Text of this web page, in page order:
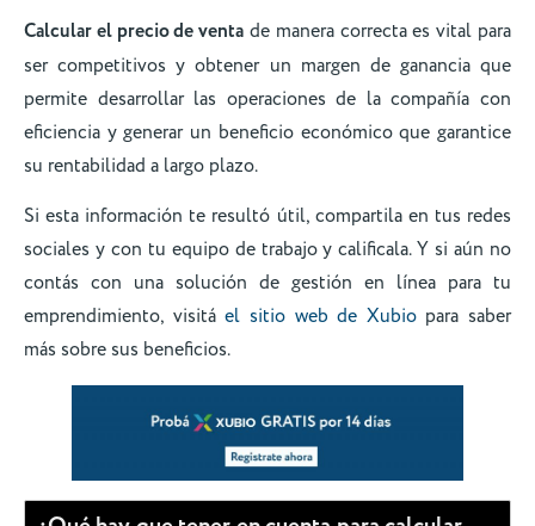
Calcular el precio de venta de manera correcta es vital para
ser competitivos y obtener un margen de ganancia que
permite desarrollar las operaciones de la compañía con
eficiencia y generar un beneficio económico que garantice
su rentabilidad a largo plazo.
Si esta información te resultó útil, compartila en tus redes
sociales y con tu equipo de trabajo y calificala. Y si aún no
contás con una solución de gestión en línea para tu
emprendimiento, visitáel sitio web de Xubiopara saber
más sobre sus beneficios.